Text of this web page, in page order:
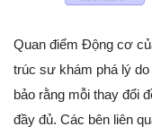
Quan điểm Động cơ
trúc sư khám phá lý
bảo rằng mỗi thay đổi
đầy đủ. Các bên liên